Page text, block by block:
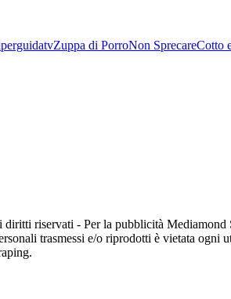
Zuppa di PorroNon SprecareCotto
riservati - Per la pubblicità
trasmessi e/o riprodotti è vietata ogni